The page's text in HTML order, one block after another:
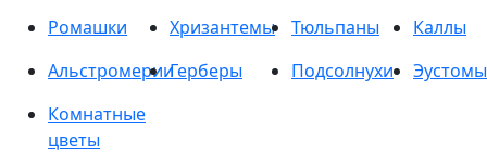
Ромашки
Хризантемы Тюльпаны
Каллы
АльстромерииГерберы Подсолнухи
Эустомы
Комнатные
цветы